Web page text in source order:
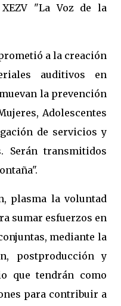
"La Voz de la
a la creación
auditivos en
la prevención
Adolescentes
de servicios y
Serán transmitidos
plasma la voluntad
sumar esfuerzos en
mediante la
postproducción y
que tendrán como
para contribuir a